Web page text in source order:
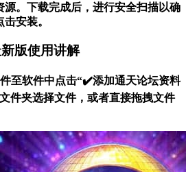
源。下载完成后，进行安全扫描以确
安装。
版使用讲解
至软件中点击“✔️添加通天论坛资料
件夹选择文件，或者直接拖拽文件